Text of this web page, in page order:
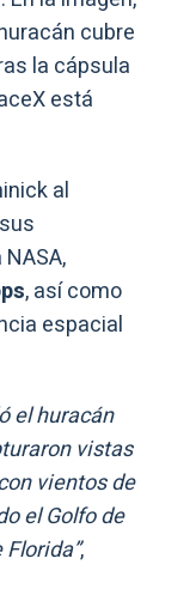
cubre
la cápsula
está
al
, así como
espacial
el huracán
vistas
vientos de
el Golfo de
,